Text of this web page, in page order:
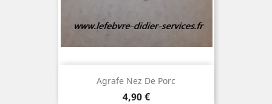
Agrafe Nez De Porc
Prix
4,90 €